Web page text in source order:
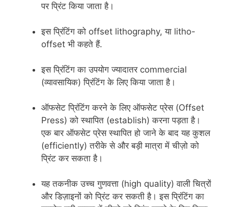
पर प्रिंट किया जाता है।
इस प्रिंटिंग को offset lithography, या litho-
offset भी कहते हैं.
इस प्रिंटिंग का उपयोग ज्यादातर commercial
(व्यावसायिक) प्रिंटिंग के लिए किया जाता है।
ऑफसेट प्रिंटिंग करने के लिए ऑफसेट प्रेस (Offset
Press) को स्थापित (establish) करना पड़ता है।
एक बार ऑफसेट प्रेस स्थापित हो जाने के बाद यह कुशल
(efficiently) तरीके से और बड़ी मात्रा में चीज़ो को
प्रिंट कर सकता है।
यह तकनीक उच्च गुणवत्ता (high quality) वाली चित्रों
और डिज़ाइनों को प्रिंट कर सकती है। इस प्रिंटिंग का